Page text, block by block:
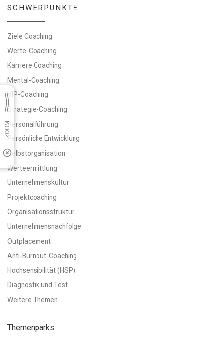
SCHWERPUNKTE
Ziele Coaching
Werte-Coaching
Karriere Coaching
Mental-Coaching
VIP-Coaching
Strategie-Coaching
Personalführung
Persönliche Entwicklung
Selbstorganisation
Werteermittlung
Unternehmenskultur
Projektcoaching
Organisationsstruktur
Unternehmensnachfolge
Outplacement
Anti-Burnout-Coaching
Hochsensibilität (HSP)
Diagnostik und Test
Weitere Themen
Themenparks